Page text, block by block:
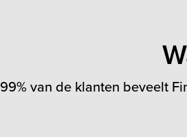
99% van de klanten beveelt